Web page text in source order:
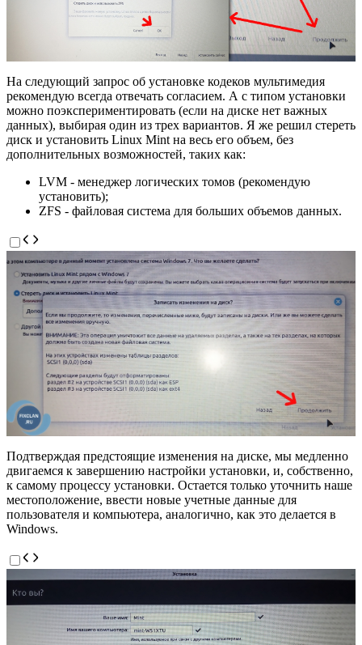
На следующий запрос об установке кодеков мультимедия
рекомендую всегда отвечать согласием. А с типом установки
можно поэкспериментировать (если на диске нет важных
данных), выбирая один из трех вариантов. Я же решил стереть
диск и установить Linux Mint на весь его объем, без
дополнительных возможностей, таких как:
LVM - менеджер логических томов (рекомендую
установить);
ZFS - файловая система для больших объемов данных.
Подтверждая предстоящие изменения на диске, мы медленно
двигаемся к завершению настройки установки, и, собственно,
к самому процессу установки. Остается только уточнить наше
местоположение, ввести новые учетные данные для
пользователя и компьютера, аналогично, как это делается в
Windows.